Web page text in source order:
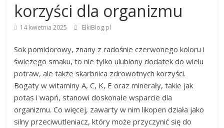
korzyści dla organizmu
14 kwietnia 2025 ElkiBlog.pl
Sok pomidorowy, znany z radośnie czerwonego koloru i
świeżego smaku, to nie tylko ulubiony dodatek do wielu
potraw, ale także skarbnica zdrowotnych korzyści.
Bogaty w witaminy A, C, K, E oraz minerały, takie jak
potas i wapń, stanowi doskonałe wsparcie dla
organizmu. Co więcej, zawarty w nim likopen działa jako
silny przeciwutleniacz, który może przyczynić się do